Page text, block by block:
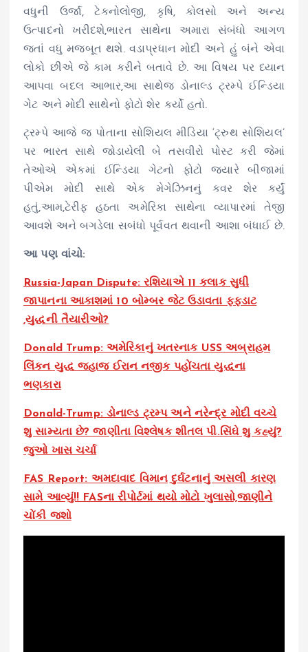
વધુની ઉર્જા, ટેકનોલોજી, કૃષિ, કોલસો અને અન્ય
ઉત્પાદનો ખરીદશે,ભારત સાથેના અમારા સંબંધો આગળ
જતાં વધુ મજબૂત થશે. વડાપ્રધાન મોદી અને હું બંને એવા
લોકો છીએ જે કામ કરીને બતાવે છે. આ વિષય પર ધ્યાન
આપવા બદલ આભાર,આ સાથેજ ડોનાલ્ડ ટ્રમ્પે ઈન્ડિયા
ગેટ અને મોદી સાથેનો ફોટો શેર કર્યો હતો.
ટ્રમ્પે આજે જ પોતાના સોશિયલ મીડિયા ‘ટ્રુથ સોશિયલ’
પર ભારત સાથે જોડાયેલી બે તસવીરો પોસ્ટ કરી જેમાં
તેઓએ એકમાં ઈન્ડિયા ગેટનો ફોટો જ્યારે બીજામાં
પીએમ મોદી સાથે એક મેગેઝિનનું કવર શેર કર્યું
હતું,આમ,ટેરીફ હઠતા અમેરિકા સાથેના વ્યાપારમાં તેજી
આવશે અને બગડેલા સબંધો પૂર્વવત થવાની આશા બંધાઈ છે.
આ પણ વાંચો:
Russia-Japan Dispute: રશિયાએ 11 કલાક સુધી
જાપાનના આકાશમાં 10 બોમ્બર જેટ ઉડાવતા ફફડાટ
,યુદ્ધની તૈયારીઓ?
Donald Trump: અમેરિકાનું ખતરનાક USS અબ્રાહમ
લિંકન યુદ્ધ જહાજ ઈરાન નજીક પહોંચતા યુદ્ધના
ભણકારા
Donald-Trump: ડોનાલ્ડ ટ્રમ્પ અને નરેન્દ્ર મોદી વચ્ચે
શુ સામ્યતા છે? જાણીતા વિશ્લેષક શીતલ પી.સિંઘે શુ કહ્યું?
જુઓ ખાસ ચર્ચા
FAS Report: અમદાવાદ વિમાન દુર્ઘટનાનું અસલી કારણ
સામે આવ્યું!! FASના રીપોર્ટમાં થયો મોટો ખુલાસો,જાણીને
ચોંકી જશો